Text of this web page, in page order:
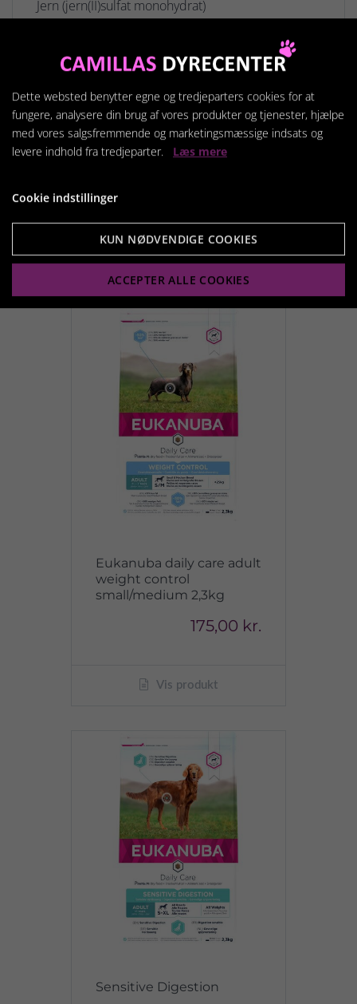
Jern (jern(II)sulfat monohydrat)
Selen (natriumselenit)
Teknologiske tilsætningsstoffer
Natriumhexametafosfat (del af
Relaterede produkter
Eukanuba daily care adult
weight control
small/medium 2,3kg
175,00 kr.
Vis produkt
Sensitive Digestion
Dette websted benytter egne og tredjeparters cookies for at
fungere, analysere din brug af vores produkter og tjenester, hjælpe
med vores salgsfremmende og marketingsmæssige indsats og
levere indhold fra tredjeparter. Læs mere
Cookie indstillinger
KUN NØDVENDIGE COOKIES
ACCEPTER ALLE COOKIES